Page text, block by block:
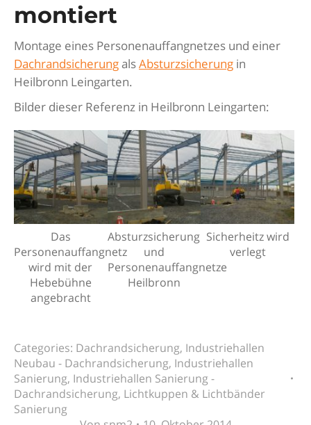
montiert
Montage eines Personenauffangnetzes und einer
DachrandsicherungalsAbsturzsicherung in
Heilbronn Leingarten.
Bilder dieser Referenz in Heilbronn Leingarten:
Das
Personenauffangnetz
wird mit der
Hebebühne
angebracht
Absturzsicherung
und
Personenauffangnetze
Heilbronn
Sicherheitz wird
verlegt
Categories: Dachrandsicherung, Industriehallen
Neubau - Dachrandsicherung, Industriehallen
Sanierung, Industriehallen Sanierung -
Dachrandsicherung, Lichtkuppen & Lichtbänder
Sanierung